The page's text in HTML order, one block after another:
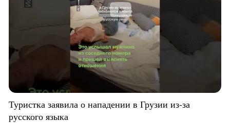
Туристка заявила о нападении в Грузии из-за
русского языка